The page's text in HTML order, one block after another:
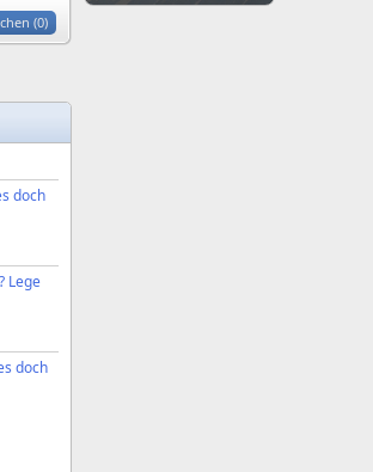
(0)
doch
Lege
doch